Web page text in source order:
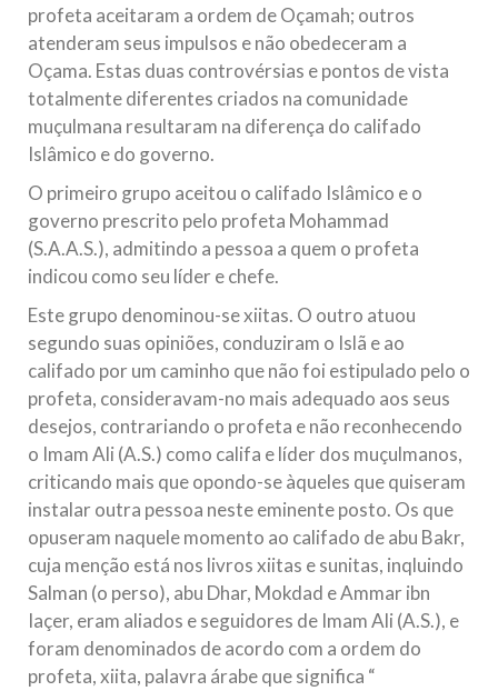
profeta aceitaram a ordem de Oçamah; outros
atenderam seus impulsos e não obedeceram a
Oçama. Estas duas controvérsias e pontos de vista
totalmente diferentes criados na comunidade
muçulmana resultaram na diferença do califado
Islâmico e do governo.
O primeiro grupo aceitou o califado Islâmico e o
governo prescrito pelo profeta Mohammad
(S.A.A.S.), admitindo a pessoa a quem o profeta
indicou como seu líder e chefe.
Este grupo denominou-se xiitas. O outro atuou
segundo suas opiniões, conduziram o Islã e ao
califado por um caminho que não foi estipulado pelo o
profeta, consideravam-no mais adequado aos seus
desejos, contrariando o profeta e não reconhecendo
o Imam Ali (A.S.) como califa e líder dos muçulmanos,
criticando mais que opondo-se àqueles que quiseram
instalar outra pessoa neste eminente posto. Os que
opuseram naquele momento ao califado de abu Bakr,
cuja menção está nos livros xiitas e sunitas, inqluindo
Salman (o perso), abu Dhar, Mokdad e Ammar ibn
Iaçer, eram aliados e seguidores de Imam Ali (A.S.), e
foram denominados de acordo com a ordem do
profeta, xiita, palavra árabe que significa “